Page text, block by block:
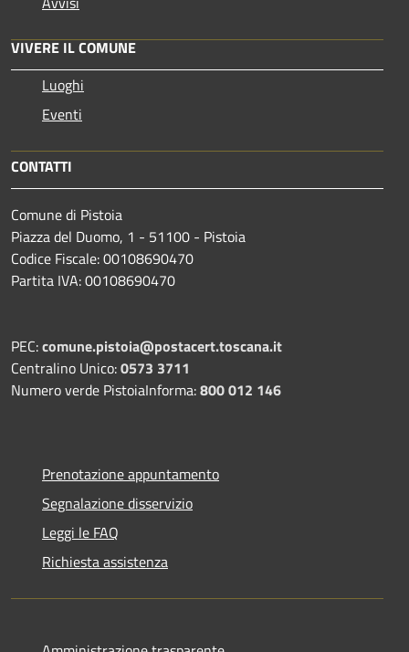
VIVERE IL COMUNE
Luoghi
Eventi
CONTATTI
Comune di Pistoia
Piazza del Duomo, 1 - 51100 - Pistoia
Codice Fiscale: 00108690470
Partita IVA: 00108690470
PEC:comune.pistoia@postacert.toscana.it
Centralino Unico:0573 3711
Numero verde PistoiaInforma:800 012 146
Prenotazione appuntamento
Segnalazione disservizio
Leggi le FAQ
Richiesta assistenza